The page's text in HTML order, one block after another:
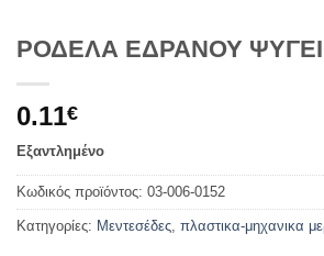
ΡΟΔΕΛΑ ΕΔΡΑΝΟΥ
0.11€
Εξαντλημένο
Κωδικός προϊόντος: 03-006-0152
Κατηγορίες: Μεντεσέδες πλαστικα-μηχανικα